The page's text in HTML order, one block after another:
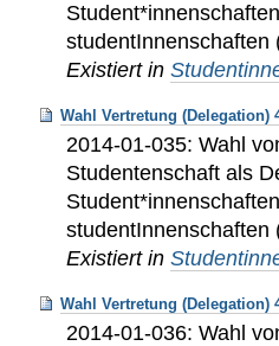
studentInnenschaften
Existiert in
Wahl Vertretung (Delegation)
2014-01-035: Wahl
Studentenschaft als
studentInnenschaften
Existiert in
Wahl Vertretung (Delegation)
2014-01-036: Wahl